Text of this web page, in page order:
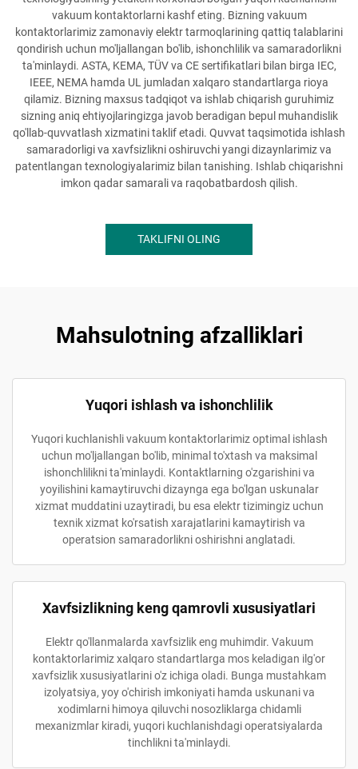
vakuum kontaktorlarni kashf eting. Bizning vakuum
kontaktorlarimiz zamonaviy elektr tarmoqlarining qattiq talablarini
qondirish uchun mo'ljallangan bo'lib, ishonchlilik va samaradorlikni
ta'minlaydi. ASTA, KEMA, TÜV va CE sertifikatlari bilan birga IEC,
IEEE, NEMA hamda UL jumladan xalqaro standartlarga rioya
qilamiz. Bizning maxsus tadqiqot va ishlab chiqarish guruhimiz
sizning aniq ehtiyojlaringizga javob beradigan bepul muhandislik
qo'llab-quvvatlash xizmatini taklif etadi. Quvvat taqsimotida ishlash
samaradorligi va xavfsizlikni oshiruvchi yangi dizaynlarimiz va
patentlangan texnologiyalarimiz bilan tanishing. Ishlab chiqarishni
imkon qadar samarali va raqobatbardosh qilish.
TAKLIFNI OLING
Mahsulotning afzalliklari
Yuqori ishlash va ishonchlilik
Yuqori kuchlanishli vakuum kontaktorlarimiz optimal ishlash
uchun mo'ljallangan bo'lib, minimal to'xtash va maksimal
ishonchlilikni ta'minlaydi. Kontaktlarning o'zgarishini va
yoyilishini kamaytiruvchi dizaynga ega bo'lgan uskunalar
xizmat muddatini uzaytiradi, bu esa elektr tizimingiz uchun
texnik xizmat ko'rsatish xarajatlarini kamaytirish va
operatsion samaradorlikni oshirishni anglatadi.
Xavfsizlikning keng qamrovli xususiyatlari
Elektr qo'llanmalarda xavfsizlik eng muhimdir. Vakuum
kontaktorlarimiz xalqaro standartlarga mos keladigan ilg'or
xavfsizlik xususiyatlarini o'z ichiga oladi. Bunga mustahkam
izolyatsiya, yoy o'chirish imkoniyati hamda uskunani va
xodimlarni himoya qiluvchi nosozliklarga chidamli
mexanizmlar kiradi, yuqori kuchlanishdagi operatsiyalarda
tinchlikni ta'minlaydi.